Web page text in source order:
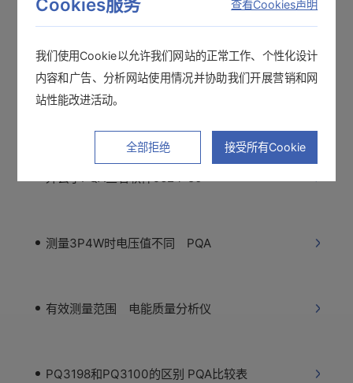
能测量间歇泄性漏电的测试仪
测量3P4W时电压值不同 PQA
有效测量范围 电能质量分析仪
PQ3198和PQ3100的区别 PQA比较表
Cookies服务 查看Cookies声明
我们使用Cookie以允许我们网站的正常工作、个性化设计
内容和广告、分析网站使用情况并协助我们开展营销和网
站性能改进活动。
全部拒绝 接受所有Cookie